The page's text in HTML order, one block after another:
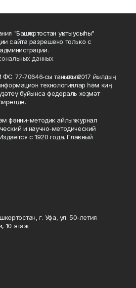
"Башҡортостан уҡытыусыһы"
сайта разрешено только с
данных
77‑70646‑сы таныҡлыҡ 2017 йылдың
технологиялар һәм киң
буйынса федераль хеҙмәт
фәнни-методик айлыҡ журнал
и научно-методический
с 1920 года. Главный
г. Уфа, ул. 50-летия
10 этаж